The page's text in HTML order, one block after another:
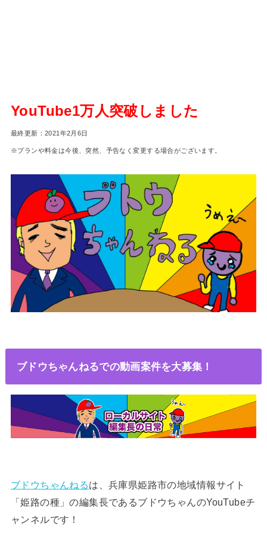
YouTube1万人突破しました
最終更新：2021年2月6日
※プランや料金は今後、突然、予告なく変更する場合がございます。
ブドウちゃんねるでの動画案件を大募集！
ブドウちゃんねるは、兵庫県姫路市の地域情報サイト
「姫路の種」の編集長であるブドウちゃんのYouTubeチ
ャンネルです！